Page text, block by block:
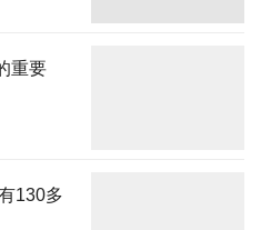
。Elsa Hosk、Rosie Huntington-
颈”的造型重新成为时尚话题。
重要
130多